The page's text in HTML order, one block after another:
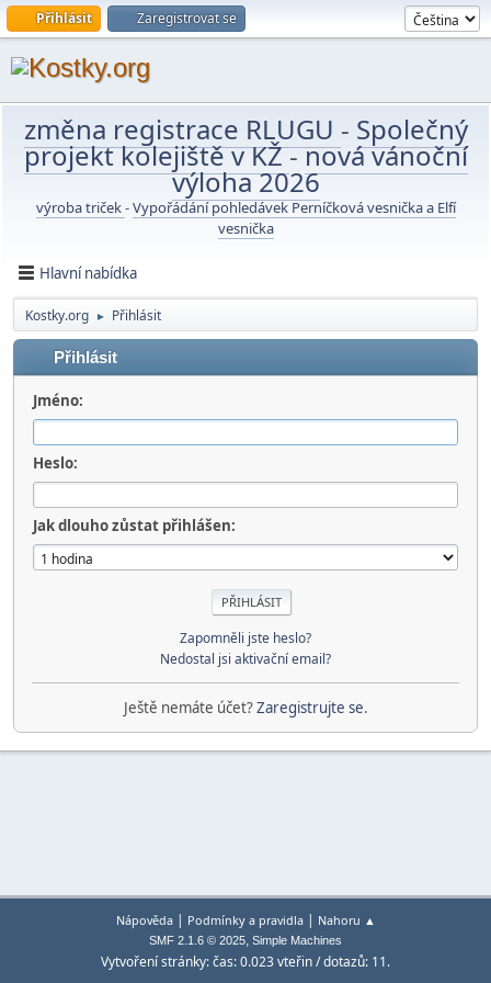
Přihlásit Zaregistrovat se
změna registrace RLUGU - Společný
projekt kolejiště v KŽ-nová vánoční
výloha 2026
výroba triček-Vypořádání pohledávek Perníčková vesnička a Elfí
vesnička
Hlavní nabídka
Kostky.org ► Přihlásit
Přihlásit
Jméno:
Heslo:
Jak dlouho zůstat přihlášen:
Zapomněli jste heslo?
Nedostal jsi aktivační email?
Ještě nemáte účet?Zaregistrujte se.
Nápověda| Podmínky a pravidla| Nahoru ▲
SMF 2.1.6 © 2025, Simple Machines
Vytvoření stránky: čas: 0.023 vteřin / dotazů: 11.